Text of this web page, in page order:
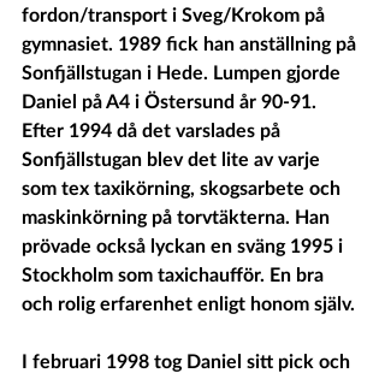
fordon/transport i Sveg/Krokom på
gymnasiet. 1989 fick han anställning på
Sonfjällstugan i Hede. Lumpen gjorde
Daniel på A4 i Östersund år 90-91.
Efter 1994 då det varslades på
Sonfjällstugan blev det lite av varje
som tex taxikörning, skogsarbete och
maskinkörning på torvtäkterna. Han
prövade också lyckan en sväng 1995 i
Stockholm som taxichaufför. En bra
och rolig erfarenhet enligt honom själv.
I februari 1998 tog Daniel sitt pick och